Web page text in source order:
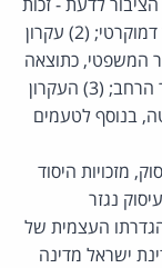
הנובעת באופן טבעי מעצם קיומו של משטר דמוקרטי; (2) עקרון
המשפטי, כתוצאה
מחשיפת ההליכים לעינו הבוחנת של הציבור הרחב; (3) העקרון
בנוסף לטעמים
מזכויות היסוד
נגזר
העצמית של
ישראל מדינה